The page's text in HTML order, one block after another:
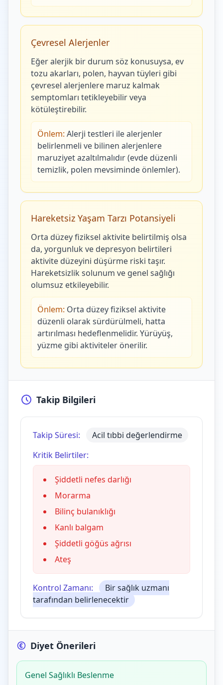
Çevresel Alerjenler
Eğer alerjik bir durum söz konusuysa, ev
tozu akarları, polen, hayvan tüyleri gibi
çevresel alerjenlere maruz kalmak
semptomları tetikleyebilir veya
kötüleştirebilir.
Önlem: Alerji testleri ile alerjenler
belirlenmeli ve bilinen alerjenlere
maruziyet azaltılmalıdır (evde düzenli
temizlik, polen mevsiminde önlemler).
Hareketsiz Yaşam Tarzı Potansiyeli
Orta düzey fiziksel aktivite belirtilmiş olsa
da, yorgunluk ve depresyon belirtileri
aktivite düzeyini düşürme riski taşır.
Hareketsizlik solunum ve genel sağlığı
olumsuz etkileyebilir.
Önlem: Orta düzey fiziksel aktivite
düzenli olarak sürdürülmeli, hatta
artırılması hedeflenmelidir. Yürüyüş,
yüzme gibi aktiviteler önerilir.
Takip Bilgileri
Takip Süresi:
Acil tıbbi değerlendirme
Kritik Belirtiler:
Şiddetli nefes darlığı
Morarma
Bilinç bulanıklığı
Kanlı balgam
Şiddetli göğüs ağrısı
Ateş
Kontrol Zamanı:
Bir sağlık uzmanı
tarafından belirlenecektir
Diyet Önerileri
Genel Sağlıklı Beslenme